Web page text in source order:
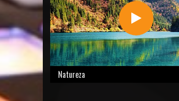
Natureza